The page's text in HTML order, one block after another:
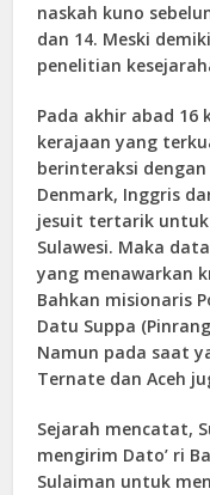
naskah kuno
dan 14. Meski
penelitian
Pada akhir abad 16
kerajaan yang
berinteraksi
Denmark, Inggris
jesuit tertarik
Sulawesi. Maka
yang menawarkan
Bahkan misionaris
Datu Suppa
Namun pada saat
Ternate dan Aceh
Sejarah mencatat,
mengirim Dato’ ri
Sulaiman untuk